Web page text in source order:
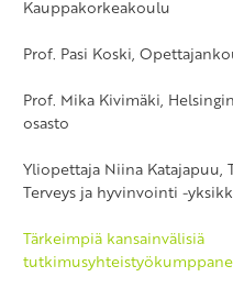
Kauppakorkeakoulu
Prof. Pasi Koski,
Prof. Mika Kivimäki,
osasto
Yliopettaja Niina
Terveys ja hyvinvointi -
Tärkeimpiä kansainvälisiä